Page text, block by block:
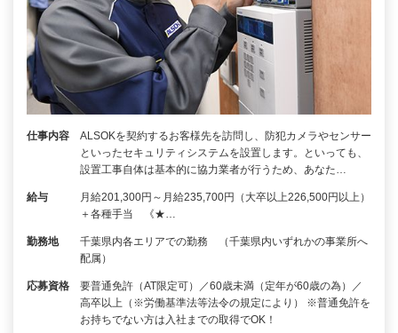
仕事内容
ALSOKを契約するお客様先を訪問し、防犯カメラやセンサー
といったセキュリティシステムを設置します。といっても、
設置工事自体は基本的に協力業者が行うため、あなた…
給与
月給201,300円～月給235,700円（大卒以上226,500円以上）
＋各種手当 《★…
勤務地
千葉県内各エリアでの勤務 （千葉県内いずれかの事業所へ
配属）
応募資格
要普通免許（AT限定可）／60歳未満（定年が60歳の為）／
高卒以上（※労働基準法等法令の規定により） ※普通免許を
お持ちでない方は入社までの取得でOK！